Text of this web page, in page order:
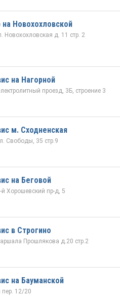
на Новохохловской
Новохохловская д. 11 стр. 2
на Нагорной
проезд, 3Б, строение 3
м. Сходненская
Свободы, 35 стр.9
на Беговой
Хорошевский пр-д, 5
в Строгино
Прошлякова д.20 стр.2
на Бауманской
12/20